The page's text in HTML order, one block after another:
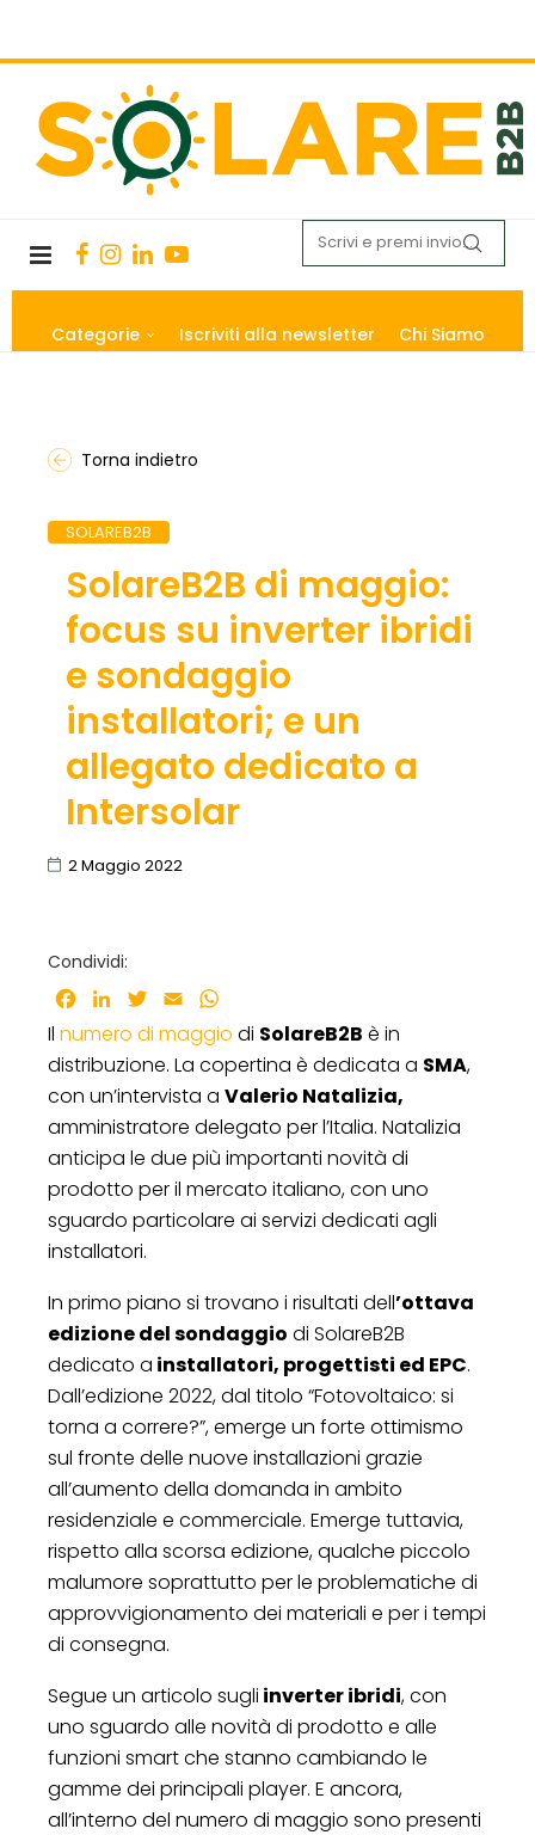
Categorie Iscriviti alla newsletter Chi Siamo
Torna indietro
SOLAREB2B
SolareB2B di maggio:
focus su inverter ibridi
e sondaggio
installatori; e un
allegato dedicato a
Intersolar
2 Maggio 2022
Condividi:
Facebook
LinkedInTwitter
Email
Il numero di maggio di SolareB2B è in
distribuzione. La copertina è dedicata a SMA,
con un’intervista a Valerio Natalizia,
amministratore delegato per l’Italia. Natalizia
anticipa le due più importanti novità di
prodotto per il mercato italiano, con uno
sguardo particolare ai servizi dedicati agli
installatori.
In primo piano si trovano i risultati dell’ottava
edizione del sondaggio di SolareB2B
dedicato a installatori, progettisti ed EPC.
Dall’edizione 2022, dal titolo “Fotovoltaico: si
torna a correre?”, emerge un forte ottimismo
sul fronte delle nuove installazioni grazie
all’aumento della domanda in ambito
residenziale e commerciale. Emerge tuttavia,
rispetto alla scorsa edizione, qualche piccolo
malumore soprattutto per le problematiche di
approvvigionamento dei materiali e per i tempi
di consegna.
Segue un articolo sugli inverter ibridi, con
uno sguardo alle novità di prodotto e alle
funzioni smart che stanno cambiando le
gamme dei principali player. E ancora,
all’interno del numero di maggio sono presenti